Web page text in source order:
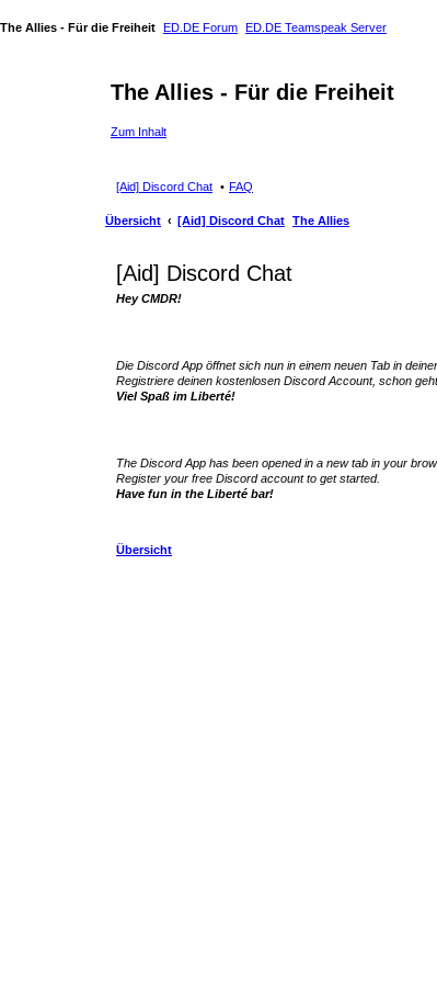
The Allies - Für die Freiheit ED.DE Forum ED.DE Teamspeak Server
The Allies - Für die Freiheit
Zum Inhalt
[Aid] Discord Chat FAQ
Übersicht [Aid] Discord Chat The Allies
[Aid] Discord Chat
Hey CMDR!
Die Discord App öffnet sich nun in einem neuen Tab in
Registriere deinen kostenlosen Discord Account, schon
Viel Spaß im Liberté!
The Discord App has been opened in a new tab in your
Register your free Discord account to get started.
Have fun in the Liberté bar!
Übersicht